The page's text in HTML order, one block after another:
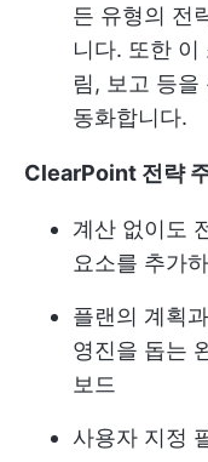
든 유형의 전
니다. 또한
림, 보고 등
동화합니다.
ClearPoint 전략
계산 없이도
요소를 추가
플랜의 계획
영진을 돕는
보드
사용자 지정